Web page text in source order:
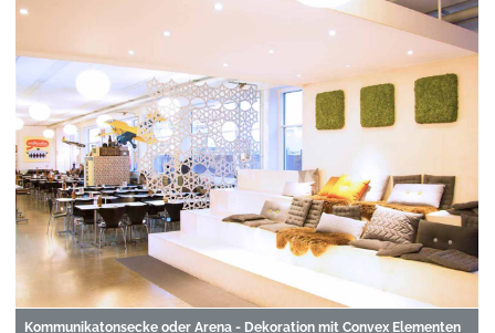
Kommunikatonsecke oder Arena - Dekoration mit Convex Elementen